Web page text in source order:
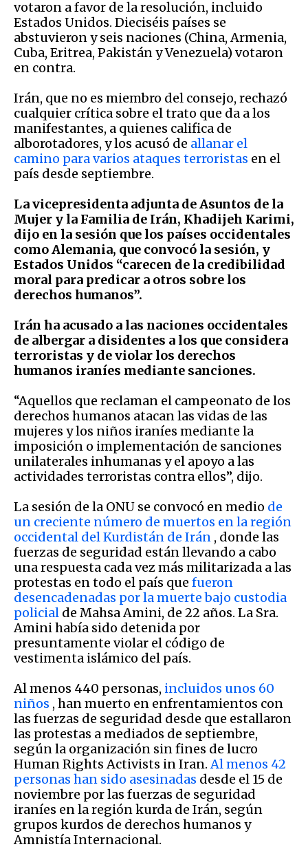
votaron a favor de la resolución, incluido
Estados Unidos. Dieciséis países se
abstuvieron y seis naciones (China, Armenia,
Cuba, Eritrea, Pakistán y Venezuela) votaron
en contra.
Irán, que no es miembro del consejo, rechazó
cualquier crítica sobre el trato que da a los
manifestantes, a quienes califica de
alborotadores, y los acusó de allanar el
camino para varios ataques terroristas en el
país desde septiembre.
La vicepresidenta adjunta de Asuntos de la
Mujer y la Familia de Irán, Khadijeh Karimi,
dijo en la sesión que los países occidentales
como Alemania, que convocó la sesión, y
Estados Unidos “carecen de la credibilidad
moral para predicar a otros sobre los
derechos humanos”.
Irán ha acusado a las naciones occidentales
de albergar a disidentes a los que considera
terroristas y de violar los derechos
humanos iraníes mediante sanciones.
“Aquellos que reclaman el campeonato de los
derechos humanos atacan las vidas de las
mujeres y los niños iraníes mediante la
imposición o implementación de sanciones
unilaterales inhumanas y el apoyo a las
actividades terroristas contra ellos”, dijo.
La sesión de la ONU se convocó en medio de
un creciente número de muertos en la región
occidental del Kurdistán de Irán , donde las
fuerzas de seguridad están llevando a cabo
una respuesta cada vez más militarizada a las
protestas en todo el país que fueron
desencadenadas por la muerte bajo custodia
policial de Mahsa Amini, de 22 años. La Sra.
Amini había sido detenida por
presuntamente violar el código de
vestimenta islámico del país.
Al menos 440 personas, incluidos unos 60
niños , han muerto en enfrentamientos con
las fuerzas de seguridad desde que estallaron
las protestas a mediados de septiembre,
según la organización sin fines de lucro
Human Rights Activists in Iran.Al menos 42
personas han sido asesinadas desde el 15 de
noviembre por las fuerzas de seguridad
iraníes en la región kurda de Irán, según
grupos kurdos de derechos humanos y
Amnistía Internacional.